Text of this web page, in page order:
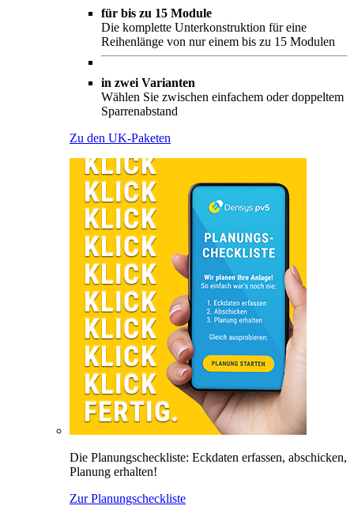
für bis zu 15 Module
Die komplette Unterkonstruktion für eine
Reihenlänge von nur einem bis zu 15 Modulen
in zwei Varianten
Wählen Sie zwischen einfachem oder doppeltem
Sparrenabstand
Zu den UK-Paketen
Die Planungscheckliste: Eckdaten erfassen, abschicken,
Planung erhalten!
Zur Planungscheckliste